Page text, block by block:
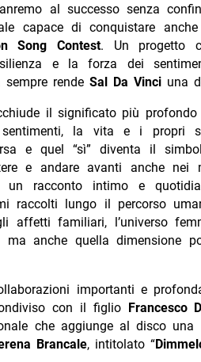
al successo senza
capace di conquistare
Song Contest. Un progetto
e la forza dei
rende Sal Da Vinci una
il significato più profondo
la vita e i propri
e quel “sì” diventa il
e andare avanti anche nei
un racconto intimo e
raccolti lungo il percorso
affetti familiari, l’universo
ma anche quella dimensione
importanti e
con il figlio Francesco
che aggiunge al disco una
Brancale, intitolato “